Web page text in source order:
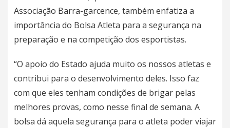
Associação Barra-garcence, também enfatiza a
importância do Bolsa Atleta para a segurança na
preparação e na competição dos esportistas.
“O apoio do Estado ajuda muito os nossos atletas e
contribui para o desenvolvimento deles. Isso faz
com que eles tenham condições de brigar pelas
melhores provas, como nesse final de semana. A
bolsa dá aquela segurança para o atleta poder viajar